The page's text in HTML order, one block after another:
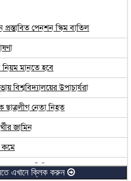
প্রস্তাবিত পেনশন স্কিম বাতিল
মানতে হবে
বিশ্ববিদ্যালয়ের উপাচার্যরা
ছাত্রলীগ নেতা নিহত
জামিন
হাত বিচ্ছিন্ন
এখানে ক্লিক করুন